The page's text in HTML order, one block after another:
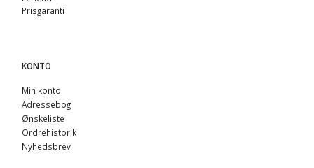
Prisgaranti
KONTO
Min konto
Adressebog
Ønskeliste
Ordrehistorik
Nyhedsbrev